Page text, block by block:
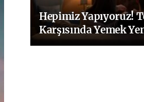
Hepimiz Yapıyoruz!
Karşısında Yemek